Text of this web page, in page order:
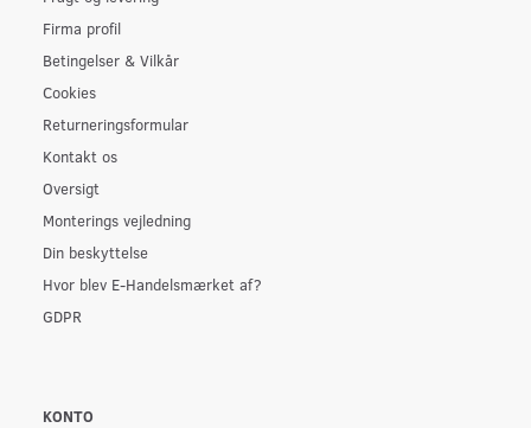
Firma profil
Betingelser & Vilkår
Cookies
Returneringsformular
Kontakt os
Oversigt
Monterings vejledning
Din beskyttelse
Hvor blev E-Handelsmærket af?
GDPR
KONTO